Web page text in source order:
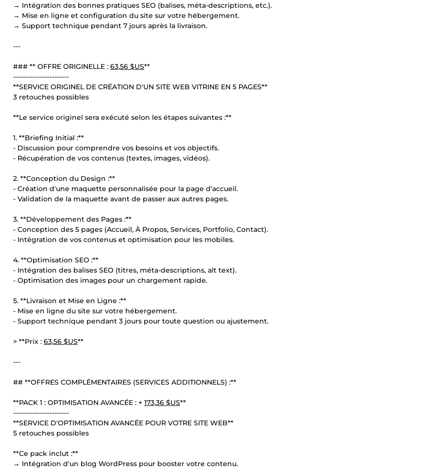
→ Intégration des bonnes pratiques SEO (balises, méta-descriptions, etc.).
→ Mise en ligne et configuration du site sur votre hébergement.
→ Support technique pendant 7 jours après la livraison.
---
### ** OFFRE ORIGINELLE : 63,56 $US**
-----------------------
**SERVICE ORIGINEL DE CRÉATION D'UN SITE WEB VITRINE EN 5 PAGES**
3 retouches possibles
**Le service originel sera exécuté selon les étapes suivantes :**
1. **Briefing Initial :**
- Discussion pour comprendre vos besoins et vos objectifs.
- Récupération de vos contenus (textes, images, vidéos).
2. **Conception du Design :**
- Création d'une maquette personnalisée pour la page d'accueil.
- Validation de la maquette avant de passer aux autres pages.
3. **Développement des Pages :**
- Conception des 5 pages (Accueil, À Propos, Services, Portfolio, Contact).
- Intégration de vos contenus et optimisation pour les mobiles.
4. **Optimisation SEO :**
- Intégration des balises SEO (titres, méta-descriptions, alt text).
- Optimisation des images pour un chargement rapide.
5. **Livraison et Mise en Ligne :**
- Mise en ligne du site sur votre hébergement.
- Support technique pendant 3 jours pour toute question ou ajustement.
> **Prix : 63,56 $US**
---
## **OFFRES COMPLÉMENTAIRES (SERVICES ADDITIONNELS) :**
**PACK 1 : OPTIMISATION AVANCÉE : + 173,36 $US**
-----------------------
**SERVICE D'OPTIMISATION AVANCÉE POUR VOTRE SITE WEB**
5 retouches possibles
**Ce pack inclut :**
→ Intégration d'un blog WordPress pour booster votre contenu.